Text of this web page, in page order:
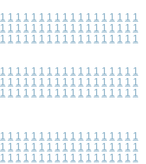
1 1 1 1 1 1 1 1 1 1 1 1 1 1 1 1 1 1
1 1 1 1 1 1 1 1 1 1 1 1 1 1 1 1 1 1
1 1 1 1 1 1 1 1 1 1 1 1 1 1 1 1 1 1
1 1 1 1 1 1 1 1 1 1 1 1 1 1 1 1 1 1
1 1 1 1 1 1 1 1 1 1 1 1 1 1 1 1 1 1
1 1 1 1 1 1 1 1 1 1 1 1 1 1 1 1 1 1
1 1 1 1 1 1 1 1 1 1 1 1 1 1 1 1 1 1
1 1 1 1 1 1 1 1 1 1 1 1 1 1 1 1 1 1
1 1 1 1 1 1 1 1 1 1 1 1 1 1 1 1 1 1